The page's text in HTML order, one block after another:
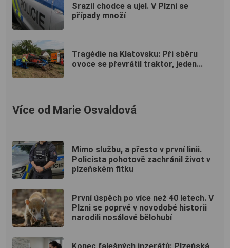
Srazil chodce a ujel. V Plzni se
případy množí
Tragédie na Klatovsku: Při sběru
ovoce se převrátil traktor, jeden...
Více od Marie Osvaldová
Mimo službu, a přesto v první linii.
Policista pohotově zachránil život v
plzeňském fitku
První úspěch po více než 40 letech. V
Plzni se poprvé v novodobé historii
narodili nosálové bělohubí